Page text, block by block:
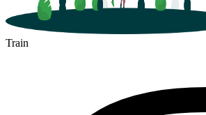
Train